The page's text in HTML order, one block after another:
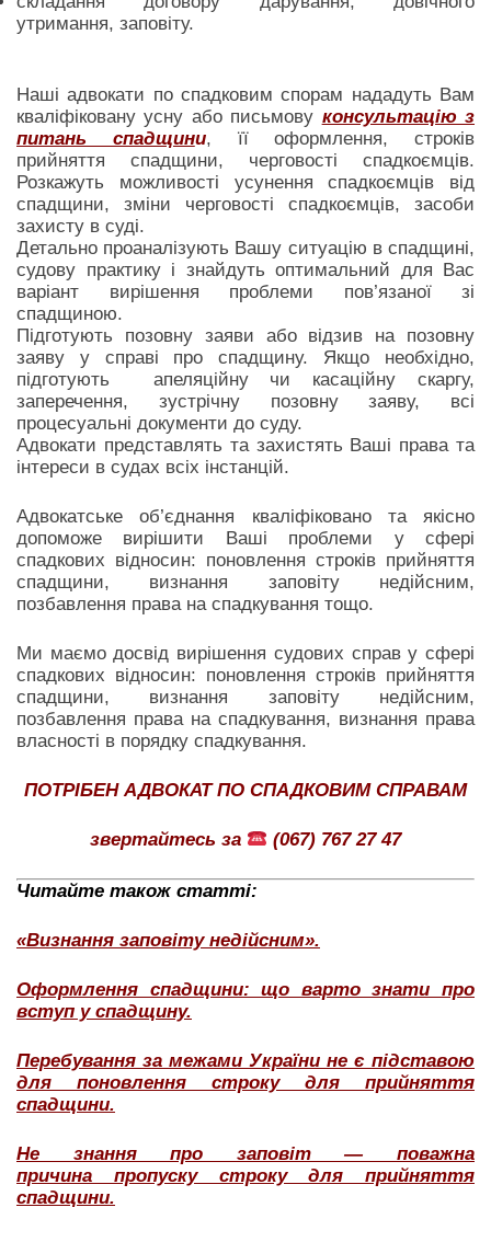
утримання, заповіту.
Наші адвокати по спадковим спорам нададуть Вам
кваліфіковану усну або письмову консультацію з
питань спадщини, її оформлення, строків
прийняття спадщини, черговості спадкоємців.
Розкажуть можливості усунення спадкоємців від
спадщини, зміни черговості спадкоємців, засоби
захисту в суді.
Детально проаналізують Вашу ситуацію в спадщині,
судову практику і знайдуть оптимальний для Вас
варіант вирішення проблеми пов’язаної зі
спадщиною.
Підготують позовну заяви або відзив на позовну
заяву у справі про спадщину. Якщо необхідно,
підготують апеляційну чи касаційну скаргу,
заперечення, зустрічну позовну заяву, всі
процесуальні документи до суду.
Адвокати представлять та захистять Ваші права та
інтереси в судах всіх інстанцій.
Адвокатське об’єднання кваліфіковано та якісно
допоможе вирішити Ваші проблеми у сфері
спадкових відносин: поновлення строків прийняття
спадщини, визнання заповіту недійсним,
позбавлення права на спадкування тощо.
Ми маємо досвід вирішення судових справ у сфері
спадкових відносин: поновлення строків прийняття
спадщини, визнання заповіту недійсним,
позбавлення права на спадкування, визнання права
власності в порядку спадкування.
ПОТРІБЕН АДВОКАТ ПО СПАДКОВИМ СПРАВАМ
звертайтесь за (067) 767 27 47
Читайте також статті:
«Визнання заповіту недійсним».
Оформлення спадщини: що варто знати про
вступ у спадщину.
Перебування за межами України не є підставою
для поновлення строку для прийняття
спадщини.
Не знання про заповіт — поважна
причина пропуску строку для прийняття
спадщини.